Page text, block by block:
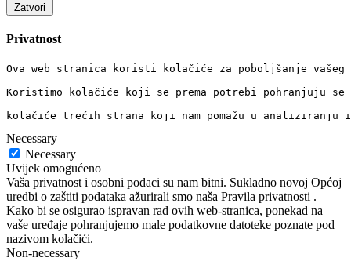
Zatvori
Privatnost
Ova web stranica koristi kolačiće za poboljšanje
Koristimo kolačiće koji se prema potrebi pohranjuju
kolačiće trećih strana koji nam pomažu u
Necessary
Necessary
Uvijek omogućeno
Vaša privatnost i osobni podaci su nam bitni. Sukladno novoj Općoj
uredbi o zaštiti podataka ažurirali smo naša Pravila privatnosti .
Kako bi se osigurao ispravan rad ovih web-stranica, ponekad na
vaše uređaje pohranjujemo male podatkovne datoteke poznate pod
nazivom kolačići.
Non-necessary